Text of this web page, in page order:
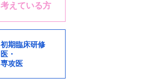
考えている方
初期臨床研修
医・
専攻医